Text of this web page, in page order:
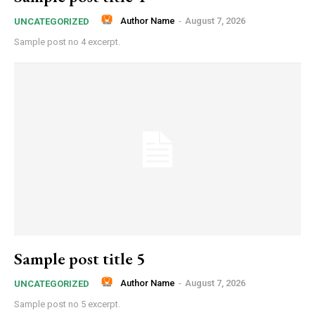
Donec quis est ac felis
UNCATEGORIZED Author Name - August 7, 2026
Sample post no 4 excerpt.
Sample post title 5
UNCATEGORIZED Author Name - August 7, 2026
Sample post no 5 excerpt.